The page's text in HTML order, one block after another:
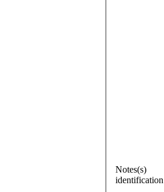
Notes(s)
identification